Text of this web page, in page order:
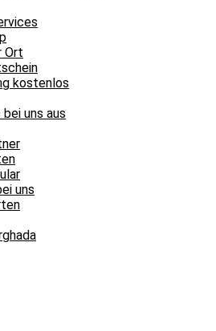
Ort
kostenlos
uns aus
uns